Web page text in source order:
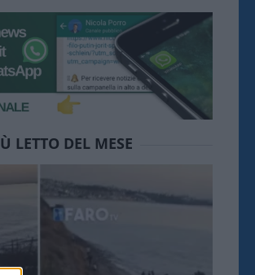
LETTO DEL MESE